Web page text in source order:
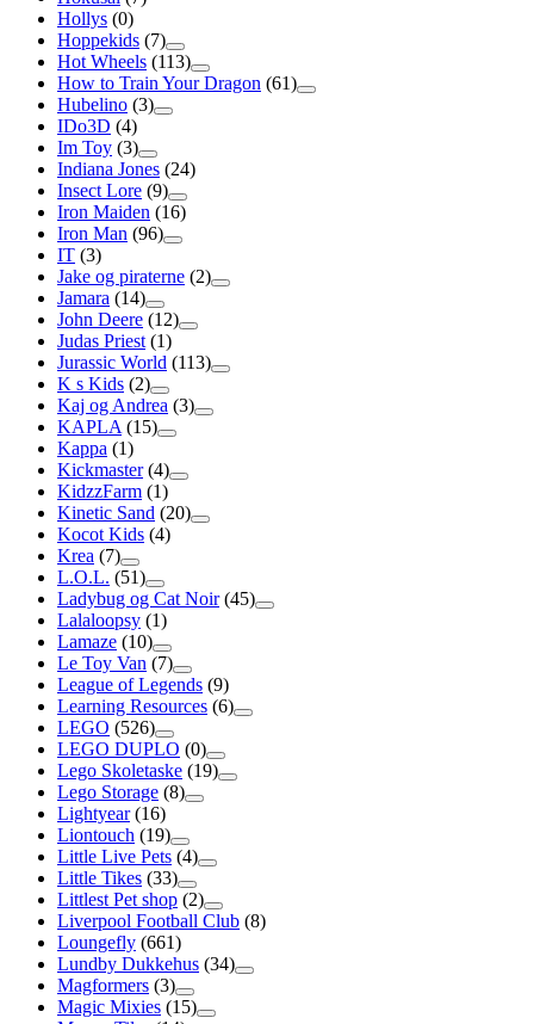
Hollys (0)
Hoppekids (7)
Hot Wheels (113)
How to Train Your Dragon (61)
Hubelino (3)
IDo3D (4)
Im Toy (3)
Indiana Jones (24)
Insect Lore (9)
Iron Maiden (16)
Iron Man (96)
IT (3)
Jake og piraterne (2)
Jamara (14)
John Deere (12)
Judas Priest (1)
Jurassic World (113)
K s Kids (2)
Kaj og Andrea (3)
KAPLA (15)
Kappa (1)
Kickmaster (4)
KidzzFarm (1)
Kinetic Sand (20)
Kocot Kids (4)
Krea (7)
L.O.L. (51)
Ladybug og Cat Noir (45)
Lalaloopsy (1)
Lamaze (10)
Le Toy Van (7)
League of Legends (9)
Learning Resources (6)
LEGO (526)
LEGO DUPLO (0)
Lego Skoletaske (19)
Lego Storage (8)
Lightyear (16)
Liontouch (19)
Little Live Pets (4)
Little Tikes (33)
Littlest Pet shop (2)
Liverpool Football Club (8)
Loungefly (661)
Lundby Dukkehus (34)
Magformers (3)
Magic Mixies (15)